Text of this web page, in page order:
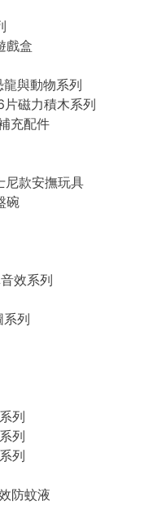
戲盒
與動物系列
磁力積木系列
充配件
款安撫玩具
碗
效系列
系列
列
列
列
防蚊液